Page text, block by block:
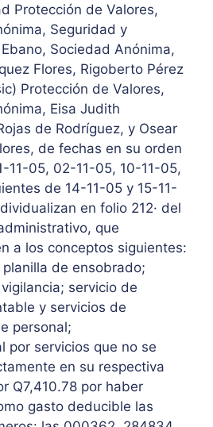
Protección de Valores,
Seguridad y
Sociedad Anónima,
Flores, Rigoberto Pérez
Protección de Valores,
Eisa Judith
de Rodríguez, y Osear
de fechas en su orden
11-05, 02-11-05, 10-11-05,
de 14-11-05 y 15-11-
en folio 212· del
que
a los conceptos siguientes:
de ensobrado;
servicio de
y servicios de
personal;
por servicios que no se
en su respectiva
Q7,410.78 por haber
gasto deducible las